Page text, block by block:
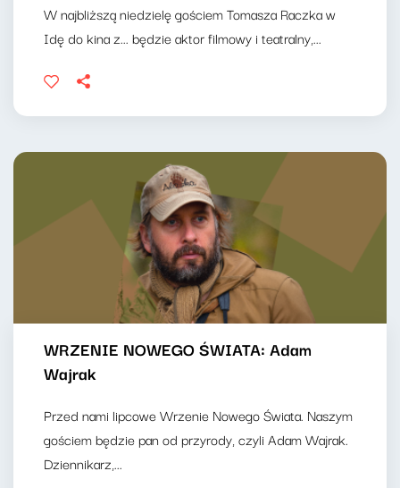
W najbliższą niedzielę gościem Tomasza Raczka w
Idę do kina z... będzie aktor filmowy i teatralny,...
WRZENIE NOWEGO ŚWIATA: Adam
Wajrak
Przed nami lipcowe Wrzenie Nowego Świata. Naszym
gościem będzie pan od przyrody, czyli Adam Wajrak.
Dziennikarz,...